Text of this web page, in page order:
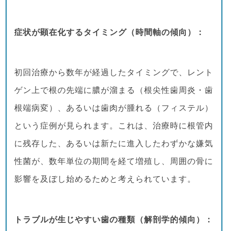
症状が顕在化するタイミング（時間軸の傾向）：
初回治療から数年が経過したタイミングで、レント
ゲン上で根の先端に膿が溜まる（根尖性歯周炎・歯
根端病変）、あるいは歯肉が腫れる（フィステル）
という症例が見られます。これは、治療時に根管内
に残存した、あるいは新たに進入したわずかな嫌気
性菌が、数年単位の期間を経て増殖し、周囲の骨に
影響を及ぼし始めるためと考えられています。
トラブルが生じやすい歯の種類（解剖学的傾向）：